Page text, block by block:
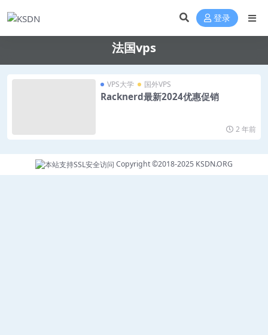
登录
法国vps
VPS大学 国外VPS
Racknerd最新2024优惠促销
2 年前
Copyright ©2018-2025 KSDN.ORG